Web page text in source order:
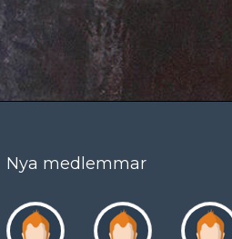
Nya medlemmar